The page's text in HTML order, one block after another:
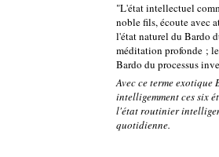
"L'état intellectuel
noble fils, écoute avec
l'état naturel du Bardo
méditation profonde ;
Bardo du processus
Avec ce terme
intelligemment ces six
l'état routinier
quotidienne.